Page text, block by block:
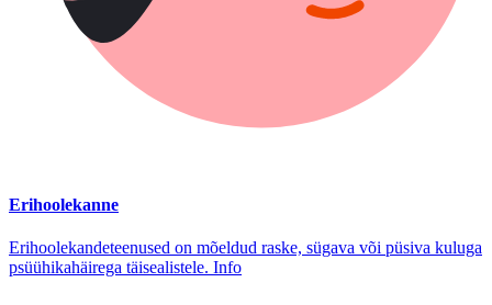
Erihoolekanne
Erihoolekandeteenused on mõeldud raske, sügava või püsiva kuluga
psüühikahäirega täisealistele. Info